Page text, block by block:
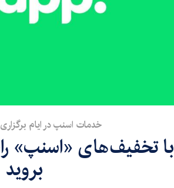
خدمات اسنپ در ایام
با تخفیف‌های «اسنپ»
بروید